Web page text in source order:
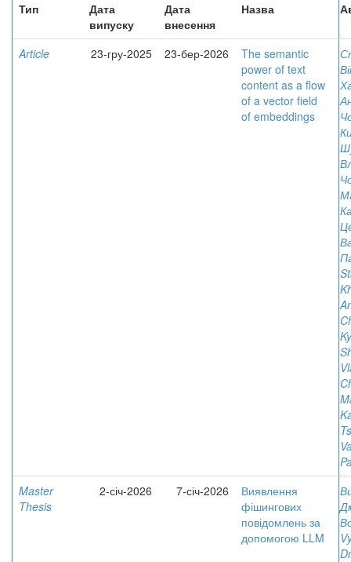
Тип
Дата
випуску
Дата
внесення
Назва
Article 23-гру-2025 23-бер-2026
The semantic
power of text
content as a flow
of a vector field
of embeddings
Master
Thesis
2-січ-2026 7-січ-2026
Виявлення
фішингових
повідомлень за
допомогою LLM